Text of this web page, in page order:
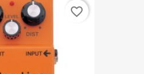
favorite_border